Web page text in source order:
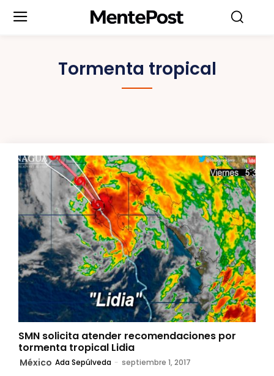
Tormenta tropical
SMN solicita atender recomendaciones por
tormenta tropical Lidia
México Ada Sepúlveda - septiembre 1, 2017